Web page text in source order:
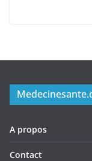
A propos
Contact